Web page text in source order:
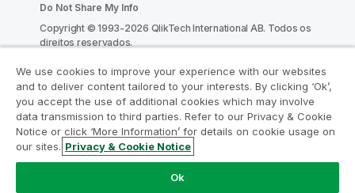
Do Not Share My Info
Copyright © 1993-2026 QlikTech International AB. Todos os
direitos reservados.
Participe do Programa de Modernização
do Analytics
Modernize sem comprometer seus valiosos aplicativos
QlikView com o Programa de Modernização do Analytics.
Clique aqui
We use cookies to improve your experience with our websites
and to deliver content tailored to your interests. By clicking ‘Ok’,
you accept the use of additional cookies which may involve
data transmission to third parties. Refer to our Privacy & Cookie
Notice or click ‘More Information’ for details on cookie usage on
our sites. Privacy & Cookie Notice
Ok